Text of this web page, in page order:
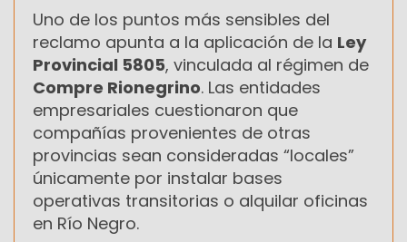
Uno de los puntos más sensibles del
reclamo apunta a la aplicación de la Ley
Provincial 5805, vinculada al régimen de
Compre Rionegrino. Las entidades
empresariales cuestionaron que
compañías provenientes de otras
provincias sean consideradas “locales”
únicamente por instalar bases
operativas transitorias o alquilar oficinas
en Río Negro.